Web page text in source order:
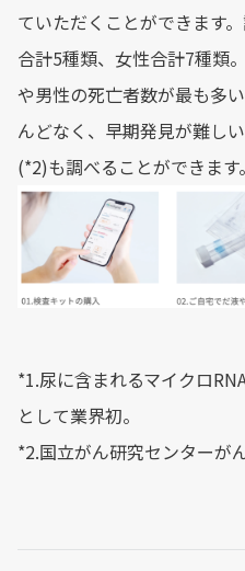
ていただくことができます
合計5種類、女性合計7種類
や男性の死亡者数が最も多
んどなく、早期発見が難し
(*2)も調べることができます。
*1.尿に含まれるマイクロ
として業界初。
*2.国立がん研究センターが